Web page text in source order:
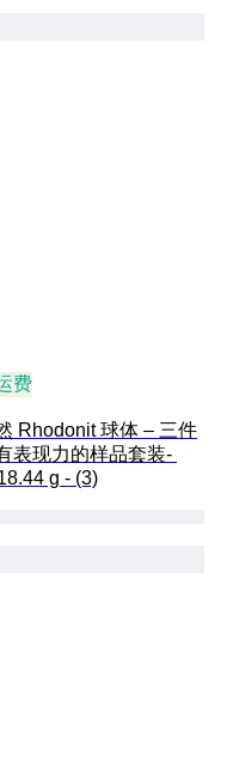
费
Rhodonit 球体 – 三件
表现力的样品套装-
g - (3)